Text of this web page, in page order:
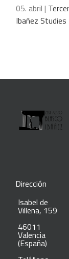
05. abril |
Ibañez Studies
Dirección
Isabel de
Villena, 159
46011
Valencia
(España)